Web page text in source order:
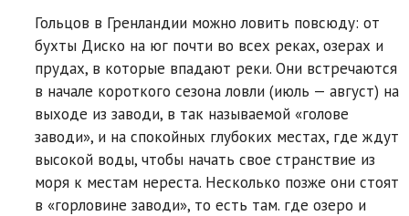
Гольцов в Гренландии можно ловить повсюду: от
бухты Диско на юг почти во всех реках, озерах и
прудах, в которые впадают реки. Они встречаются
в начале короткого сезона ловли (июль — август) на
выходе из заводи, в так называемой «голове
заводи», и на спокойных глубоких местах, где ждут
высокой воды, чтобы начать свое странствие из
моря к местам нереста. Несколько позже они стоят
в «горловине заводи», то есть там. где озеро и